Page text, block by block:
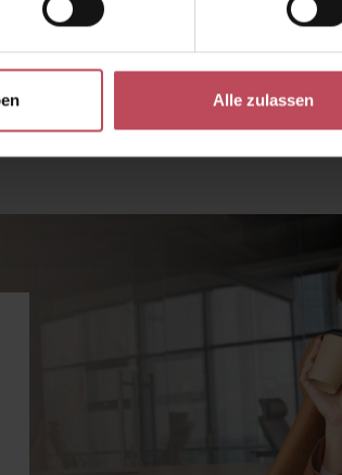
Alle zulassen
Schaltflächen um die